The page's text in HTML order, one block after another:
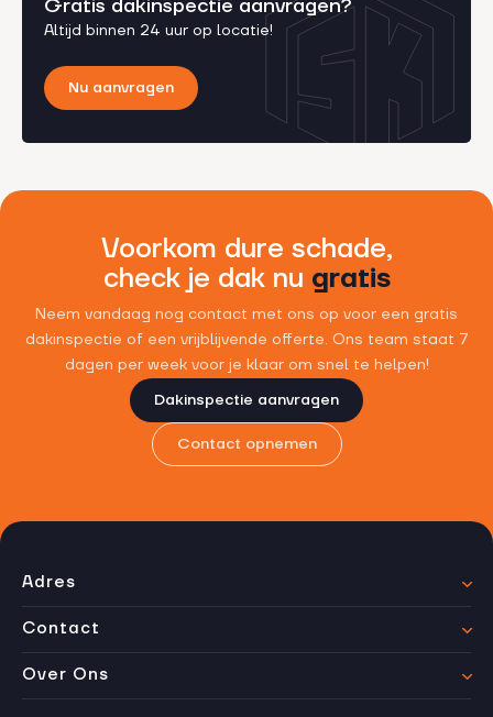
Gratis dakinspectie aanvragen?
Altijd binnen 24 uur op locatie!
Nu aanvragen
Voorkom dure schade,
check je dak nu gratis
Neem vandaag nog contact met ons op voor een gratis
dakinspectie of een vrijblijvende offerte. Ons team staat 7
dagen per week voor je klaar om snel te helpen!
Dakinspectie aanvragen
Contact opnemen
Adres
Contact
Over Ons